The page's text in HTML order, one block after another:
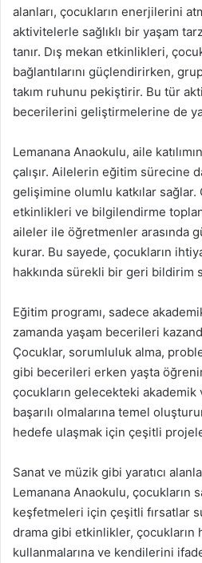
alanları, çocukların enerjilerini
aktivitelerle sağlıklı bir yaşam
tanır. Dış mekan etkinlikleri,
bağlantılarını güçlendirirken,
takım ruhunu pekiştirir. Bu tür
becerilerini geliştirmelerine de
Lemanana Anaokulu, aile
çalışır. Ailelerin eğitim sürecine
gelişimine olumlu katkılar
etkinlikleri ve bilgilendirme
aileler ile öğretmenler arasında
kurar. Bu sayede, çocukların
hakkında sürekli bir geri bildirim
Eğitim programı, sadece
zamanda yaşam becerileri
Çocuklar, sorumluluk alma,
gibi becerileri erken yaşta
çocukların gelecekteki akademik
başarılı olmalarına temel
hedefe ulaşmak için çeşitli
Sanat ve müzik gibi yaratıcı
Lemanana Anaokulu, çocukların
keşfetmeleri için çeşitli fırsatlar
drama gibi etkinlikler, çocukların
kullanmalarına ve kendilerini